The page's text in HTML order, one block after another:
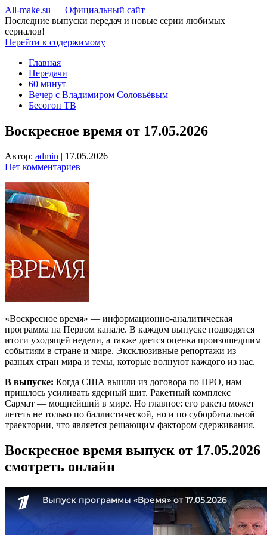
All-make.su — Официальный сайт
Последние выпуски передач и новые серии любимых
сериалов!
Перейти к содержимому
Главная
Передачи
60 минут
Вечер с Владимиром Соловьёвым
Бесогон ТВ
Воскресное время от 17.05.2026
Автор: admin | 17.05.2026
Нет комментариев
«Воскресное время» — информационно-аналитическая
программа на Первом канале. В каждом выпуске подводятся
итоги уходящей недели, а также дается оценка произошедшим
событиям в стране и мире. Эксклюзивные репортажи из
разных стран мира и темы, которые волнуют каждого из нас.
В выпуске: Когда США вышли из договора по ПРО, нам
пришлось усиливать ядерный щит. Ракетный комплекс
Сармат — мощнейший в мире. Но главное: его ракета может
лететь не только по баллистической, но и по суборбитальной
траектории, что является решающим фактором сдерживания.
Воскресное время выпуск от 17.05.2026
смотреть онлайн